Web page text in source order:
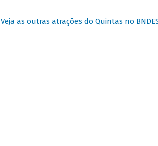
Veja as outras atrações do Quintas no